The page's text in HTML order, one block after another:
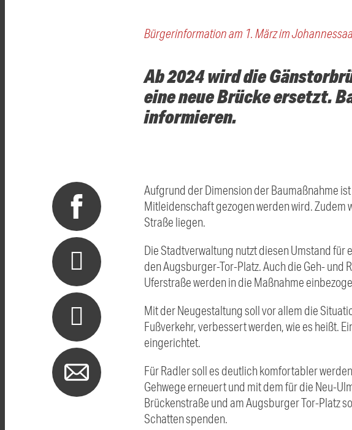
Bürgerinformation am 1. März im
Ab 2024 wird die
eine neue Brücke ersetzt.
informieren.
Aufgrund der Dimension der Baumaßnahme
Mitleidenschaft gezogen werden wird. Zudem
Straße liegen.
Die Stadtverwaltung nutzt diesen Umstand
den Augsburger-Tor-Platz. Auch die Geh-
Uferstraße werden in die Maßnahme
Mit der Neugestaltung soll vor allem die
Fußverkehr, verbessert werden, wie es heißt.
eingerichtet.
Für Radler soll es deutlich komfortabler
Gehwege erneuert und mit dem für die Neu-
Brückenstraße und am Augsburger Tor-Platz
Schatten spenden.